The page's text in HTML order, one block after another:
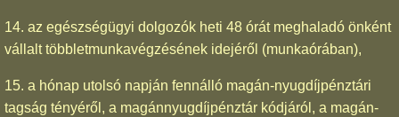
14. az egészségügyi dolgozók heti 48 órát meghaladó önként
vállalt többletmunkavégzésének idejéről (munkaórában),
15. a hónap utolsó napján fennálló magán-nyugdíjpénztári
tagság tényéről, a magánnyugdíjpénztár kódjáról, a magán-